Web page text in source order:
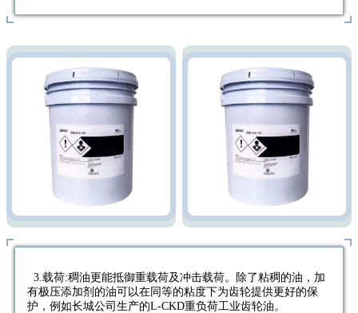
3.载荷:稠油更能抵御重载荷及冲击载荷。除了粘稠的油，加
有极压添加剂的油可以在同等的粘度下为齿轮提供更好的保
护，例如长城公司生产的L-CKD重负荷工业齿轮油。